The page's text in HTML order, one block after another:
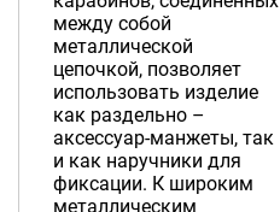
между собой
металлической
цепочкой, позволяет
использовать изделие
как раздельно –
аксессуар-манжеты, так
и как наручники для
фиксации. К широким
металлическим